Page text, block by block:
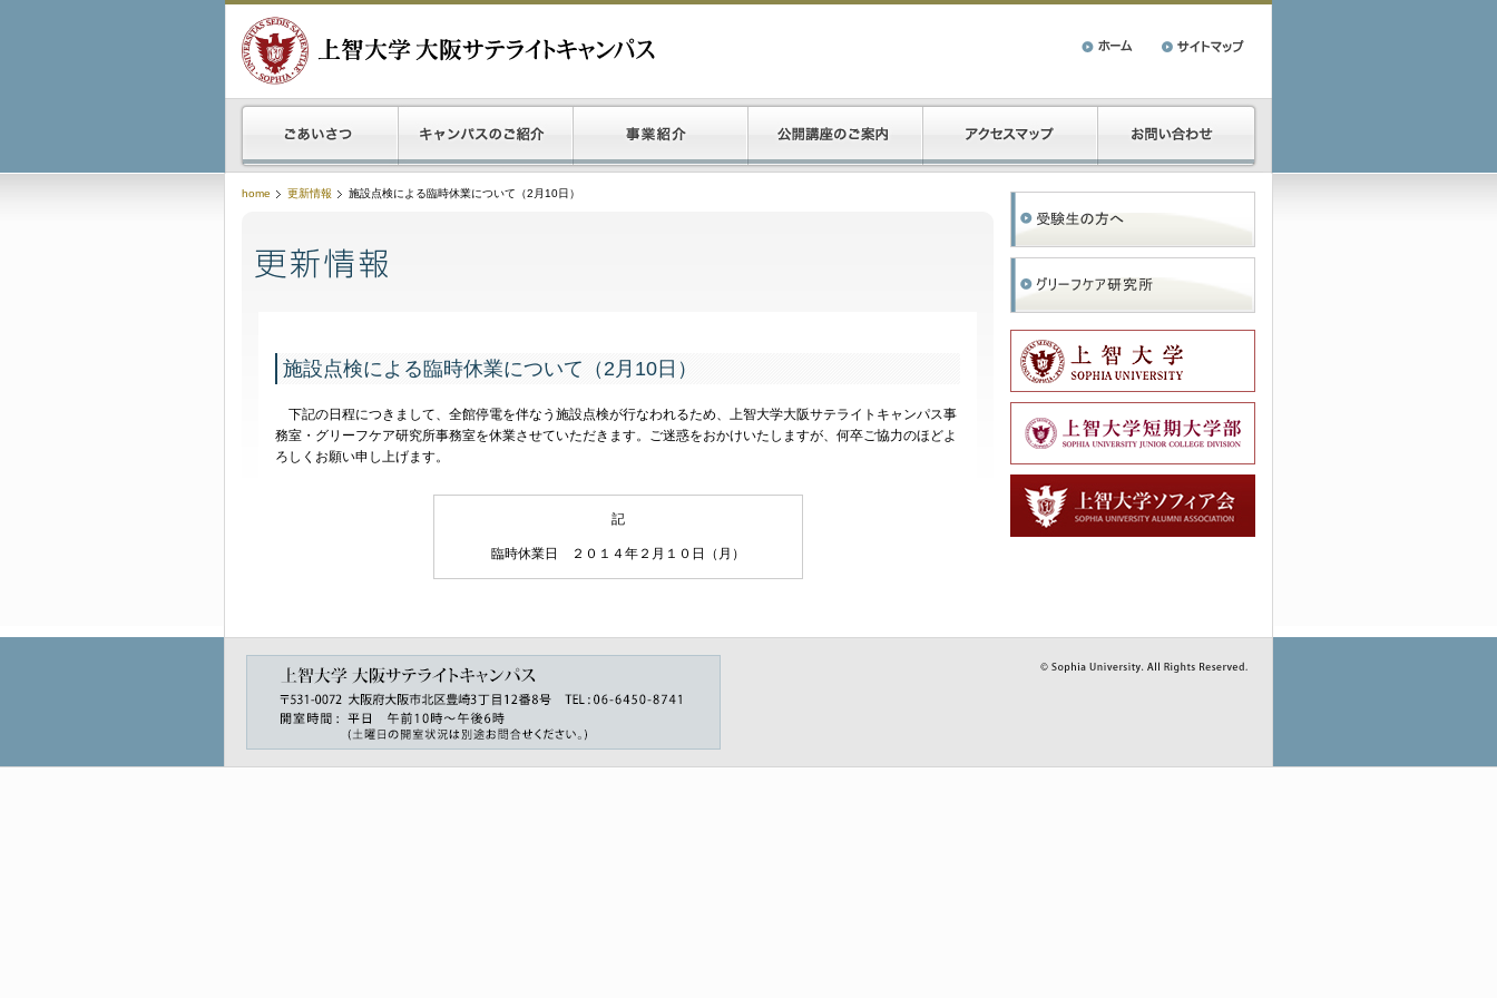
home 更新情報 施設点検による臨時休業について（2月10日）
施設点検による臨時休業について（2月10日）
下記の日程につきまして、全館停電を伴なう施設点検が行なわれるため、上智大学大阪サテライトキャンパス事
務室・グリーフケア研究所事務室を休業させていただきます。ご迷惑をおかけいたしますが、何卒ご協力のほどよ
ろしくお願い申し上げます。
記
臨時休業日 ２０１４年２月１０日（月）